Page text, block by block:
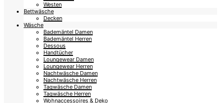
Westen
Bettwäsche
Decken
Wäsche
Bademäntel Damen
Bademäntel Herren
Dessous
Handtücher
Loungewear Damen
Loungewear Herren
Nachtwäsche Damen
Nachtwäsche Herren
Tagwäsche Damen
Tagwäsche Herren
Wohnaccessoires & Deko